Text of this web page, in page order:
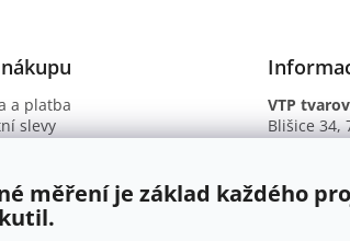
měření je základ každého
a platba
slevy
ochrany osobních údajů
VTP
Blišice 34,
B. ú.: